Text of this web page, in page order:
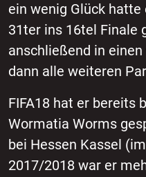
ein wenig Glück
31ter ins 16tel Finale
anschließend in
dann alle weiteren
FIFA18 hat er bereits
Wormatia Worms
bei Hessen Kassel
2017/2018 war er